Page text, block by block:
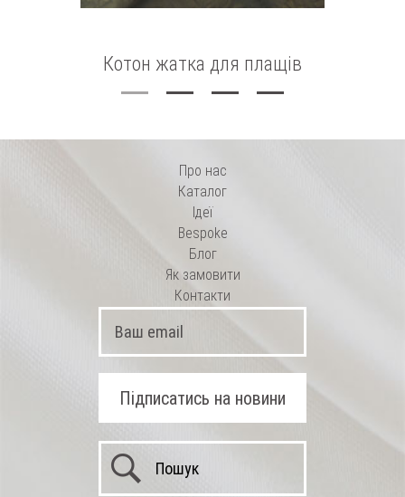
Котон жатка для плащів
Про нас
Каталог
Ідеї
Bespoke
Блог
Як замовити
Контакти